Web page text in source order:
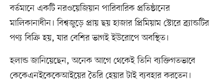
বর্তমানে একটি নরওয়েজিয়ান পারিবারিক প্রতিষ্ঠানের
মালিকানাধীন। বিশ্বজুড়ে প্রায় ছয় হাজার প্রিমিয়াম স্টোরে ব্র্যান্ডটির
পণ্য বিক্রি হয়, যার বেশির ভাগই ইউরোপে অবস্থিত।
হলান্ড জানিয়েছেন, অনেক আগে থেকেই তিনি ব্যক্তিগতভাবে
কেকেএনইকেকেআইয়ের তৈরি হেয়ার টাই ব্যবহার করতেন।